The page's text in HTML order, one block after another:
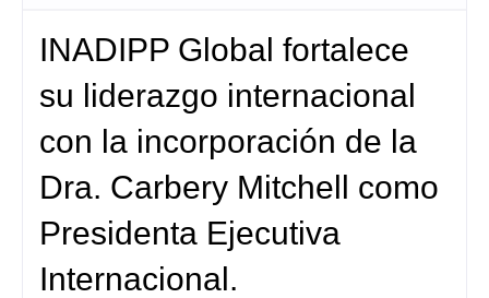
INADIPP Global fortalece
su liderazgo internacional
con la incorporación de la
Dra. Carbery Mitchell como
Presidenta Ejecutiva
Internacional.